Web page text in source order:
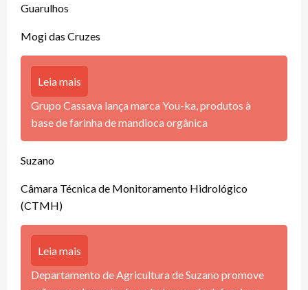
Guarulhos
Mogi das Cruzes
Leia mais
Grupo Cassava lança marca You-ka, produtos à
base de farinha de mandioca orgânica
Suzano
Câmara Técnica de Monitoramento Hidrológico
(CTMH)
Leia mais
Departamento de Agricultura de Suzano promove